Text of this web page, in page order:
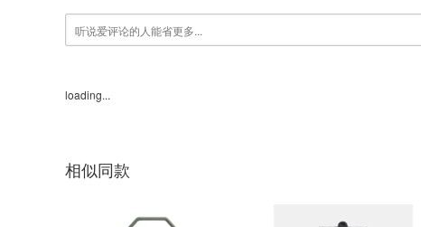
loading...
相似同款